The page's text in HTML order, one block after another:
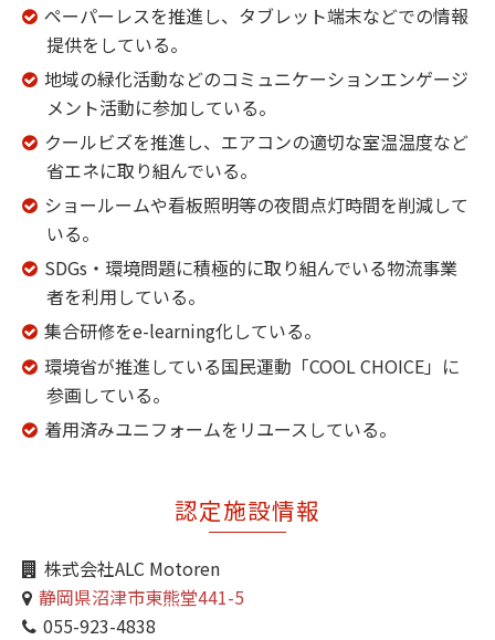
ペーパーレスを推進し、タブレット端末などでの情報
提供をしている。
地域の緑化活動などのコミュニケーションエンゲージ
メント活動に参加している。
クールビズを推進し、エアコンの適切な室温温度など
省エネに取り組んでいる。
ショールームや看板照明等の夜間点灯時間を削減して
いる。
SDGs・環境問題に積極的に取り組んでいる物流事業
者を利用している。
集合研修をe-learning化している。
環境省が推進している国民運動「COOL CHOICE」に
参画している。
着用済みユニフォームをリユースしている。
認定施設情報
株式会社ALC Motoren
静岡県沼津市東熊堂441-5
055-923-4838